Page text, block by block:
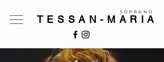
SOPRANO
TESSAN-MARIA